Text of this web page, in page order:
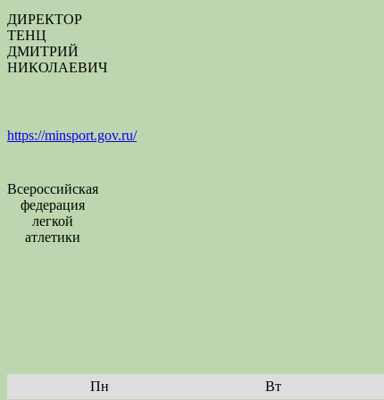
ДИРЕКТОР
ТЕНЦ
ДМИТРИЙ
НИКОЛАЕВИЧ
https://minsport.gov.ru/
Всероссийская
федерация
легкой
атлетики
Пн
Вт